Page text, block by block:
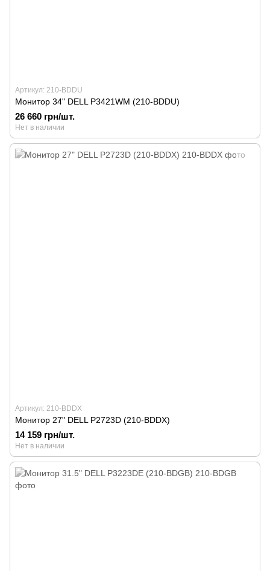
Артикул: 210-BDDU
Монитор 34" DELL P3421WM (210-BDDU)
26 660 грн/шт.
Нет в наличии
Артикул: 210-BDDX
Монитор 27" DELL P2723D (210-BDDX)
14 159 грн/шт.
Нет в наличии